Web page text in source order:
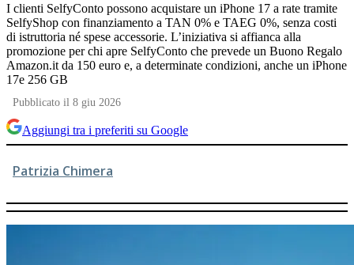
I clienti SelfyConto possono acquistare un iPhone 17 a rate tramite
SelfyShop con finanziamento a TAN 0% e TAEG 0%, senza costi
di istruttoria né spese accessorie. L’iniziativa si affianca alla
promozione per chi apre SelfyConto che prevede un Buono Regalo
Amazon.it da 150 euro e, a determinate condizioni, anche un iPhone
17e 256 GB
Pubblicato il 8 giu 2026
Aggiungi tra i preferiti su Google
Patrizia Chimera